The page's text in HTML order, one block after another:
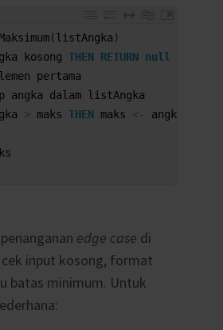
(listAngka )
kosong THEN RETURN null
pertama
angka dalam listAngka
> maks THEN maks <-
angka
edge case di
input kosong, format
batas minimum. Untuk